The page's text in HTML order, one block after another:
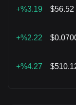
$56.52
%3.19+
%2.22+
%4.27+